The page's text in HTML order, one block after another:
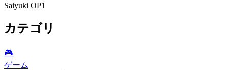
Saiyuki OP1
カテゴリ
🎮️
ゲーム